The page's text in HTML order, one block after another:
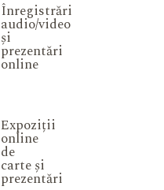
Înregistrări
audio/video
și
prezentări
online
Expoziții
online
de
carte și
prezentări